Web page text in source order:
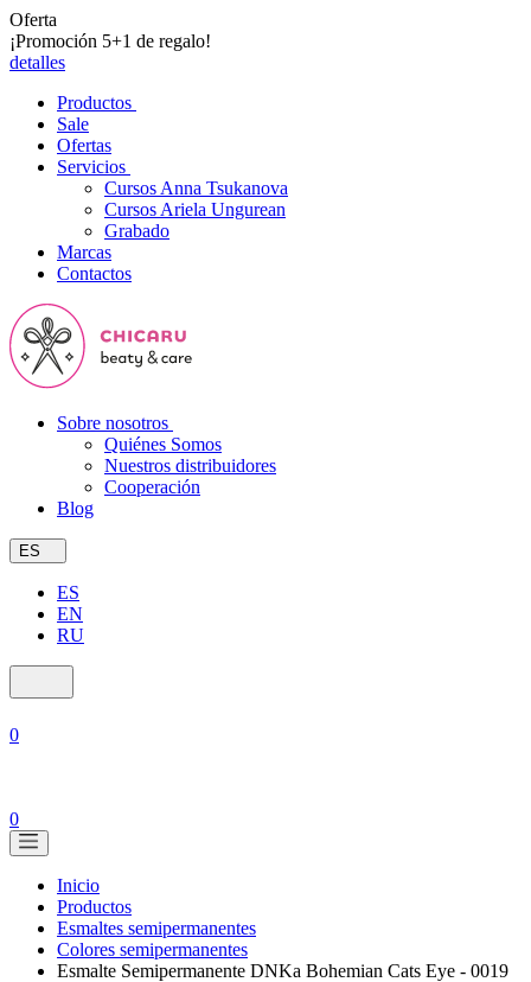
Oferta
¡Promoción 5+1 de regalo!
detalles
Productos
Sale
Ofertas
Servicios
Cursos Anna Tsukanova
Cursos Ariela Ungurean
Grabado
Marcas
Contactos
Sobre nosotros
Quiénes Somos
Nuestros distribuidores
Cooperación
Blog
ES
ES
EN
RU
0
0
Inicio
Productos
Esmaltes semipermanentes
Colores semipermanentes
Esmalte Semipermanente DNKa Bohemian Cats Eye - 0019